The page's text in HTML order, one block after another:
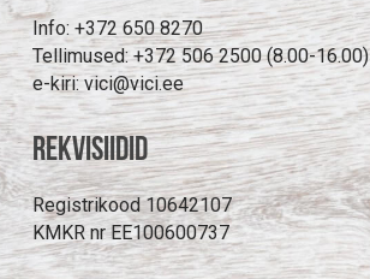
Info: +372 650 8270
Tellimused: +372 506 2500 (8.00-16.00)
e-kiri: vici@vici.ee
Rekvisiidid
Registrikood 10642107
KMKR nr EE100600737